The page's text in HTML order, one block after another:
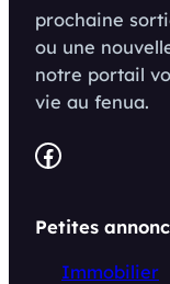
prochaine
ou une
notre portail
vie au fenua.
Facebook
Petites
Immobilier